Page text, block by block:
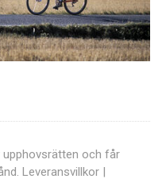
upphovsrätten och får
Leveransvillkor |